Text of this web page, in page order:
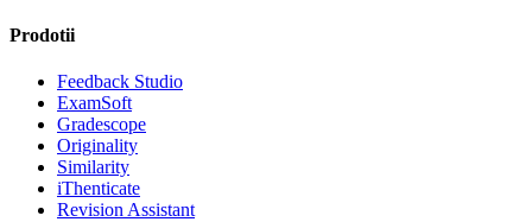
Prodotii
Feedback Studio
ExamSoft
Gradescope
Originality
Similarity
iThenticate
Revision Assistant